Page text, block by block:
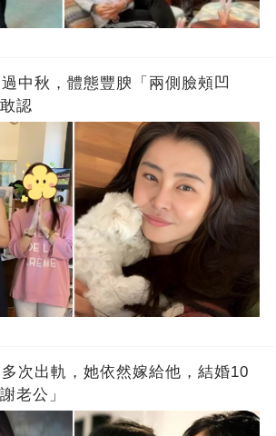
中秋，體態豐腴「兩側臉頰凹
認
次出軌，她依然嫁給他，結婚10
老公」